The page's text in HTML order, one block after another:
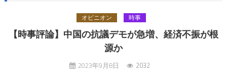
オピニオン 時事
【時事評論】中国の抗議デモが急増、経済不振が根
源か
2023年9月8日 2032